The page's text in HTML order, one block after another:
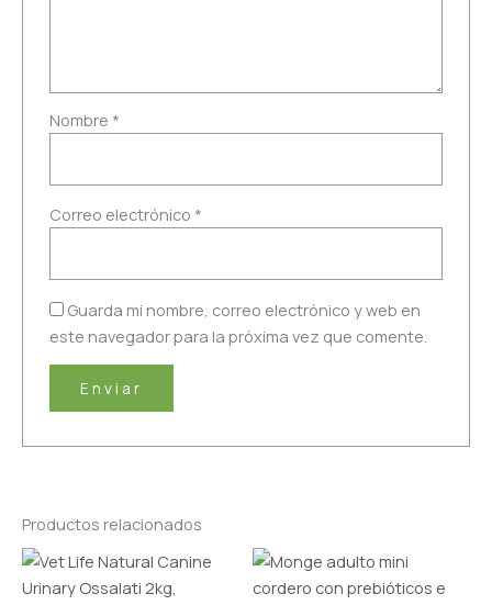
Nombre *
Correo electrónico *
Guarda mi nombre, correo electrónico y web en
este navegador para la próxima vez que comente.
Productos relacionados